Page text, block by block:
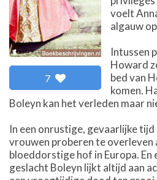
7
voelt
algauw
Intussen
Howard
bed van
komen.
Boleyn kan het verleden maar
In een onrustige, gevaarlijke
vrouwen proberen te overleven
bloeddorstige hof in Europa. En
geslacht Boleyn lijkt altijd aan